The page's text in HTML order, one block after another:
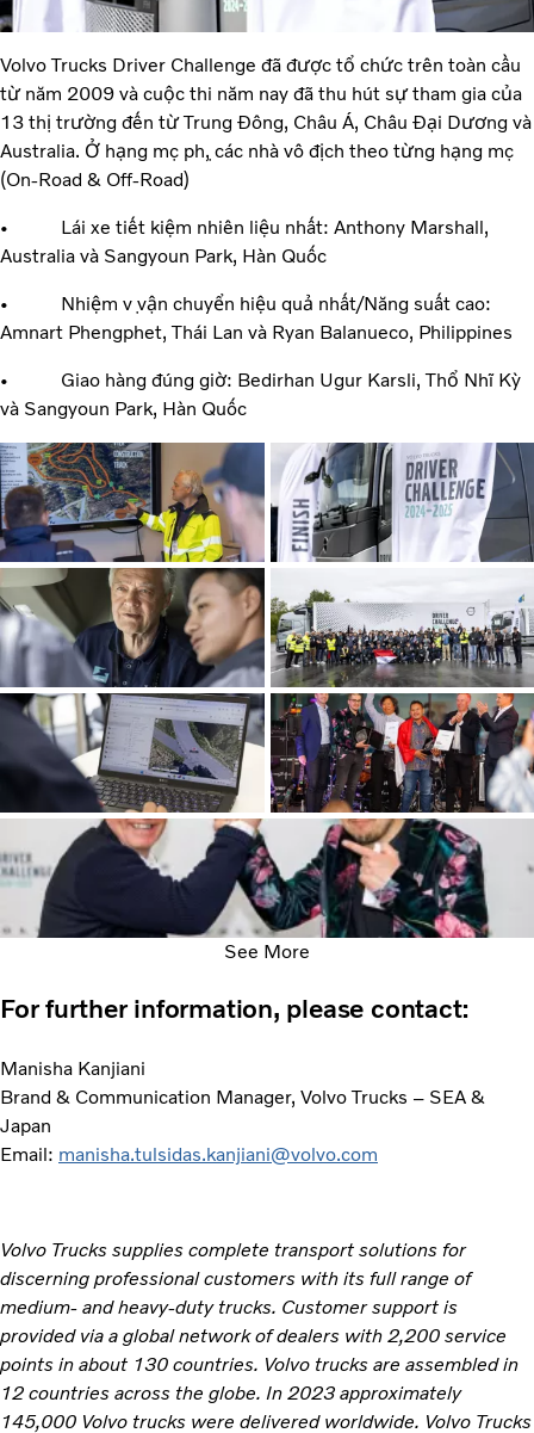
Volvo Trucks Driver Challenge đã được tổ chức trên toàn cầu
từ năm 2009 và cuộc thi năm nay đã thu hút sự tham gia của
13 thị trường đến từ Trung Đông, Châu Á, Châu Đại Dương và
Australia. Ở hạng mục phụ, các nhà vô địch theo từng hạng mục
(On-Road & Off-Road)
• Lái xe tiết kiệm nhiên liệu nhất: Anthony Marshall,
Australia và Sangyoun Park, Hàn Quốc
• Nhiệm vụ vận chuyển hiệu quả nhất/Năng suất cao:
Amnart Phengphet, Thái Lan và Ryan Balanueco, Philippines
• Giao hàng đúng giờ: Bedirhan Ugur Karsli, Thổ Nhĩ Kỳ
và Sangyoun Park, Hàn Quốc
See More
For further information, please contact:
Manisha Kanjiani
Brand & Communication Manager, Volvo Trucks – SEA &
Japan
Email: manisha.tulsidas.kanjiani@volvo.com
Volvo Trucks supplies complete transport solutions for
discerning professional customers with its full range of
medium- and heavy-duty trucks. Customer support is
provided via a global network of dealers with 2,200 service
points in about 130 countries. Volvo trucks are assembled in
12 countries across the globe. In 2023 approximately
145,000 Volvo trucks were delivered worldwide. Volvo Trucks